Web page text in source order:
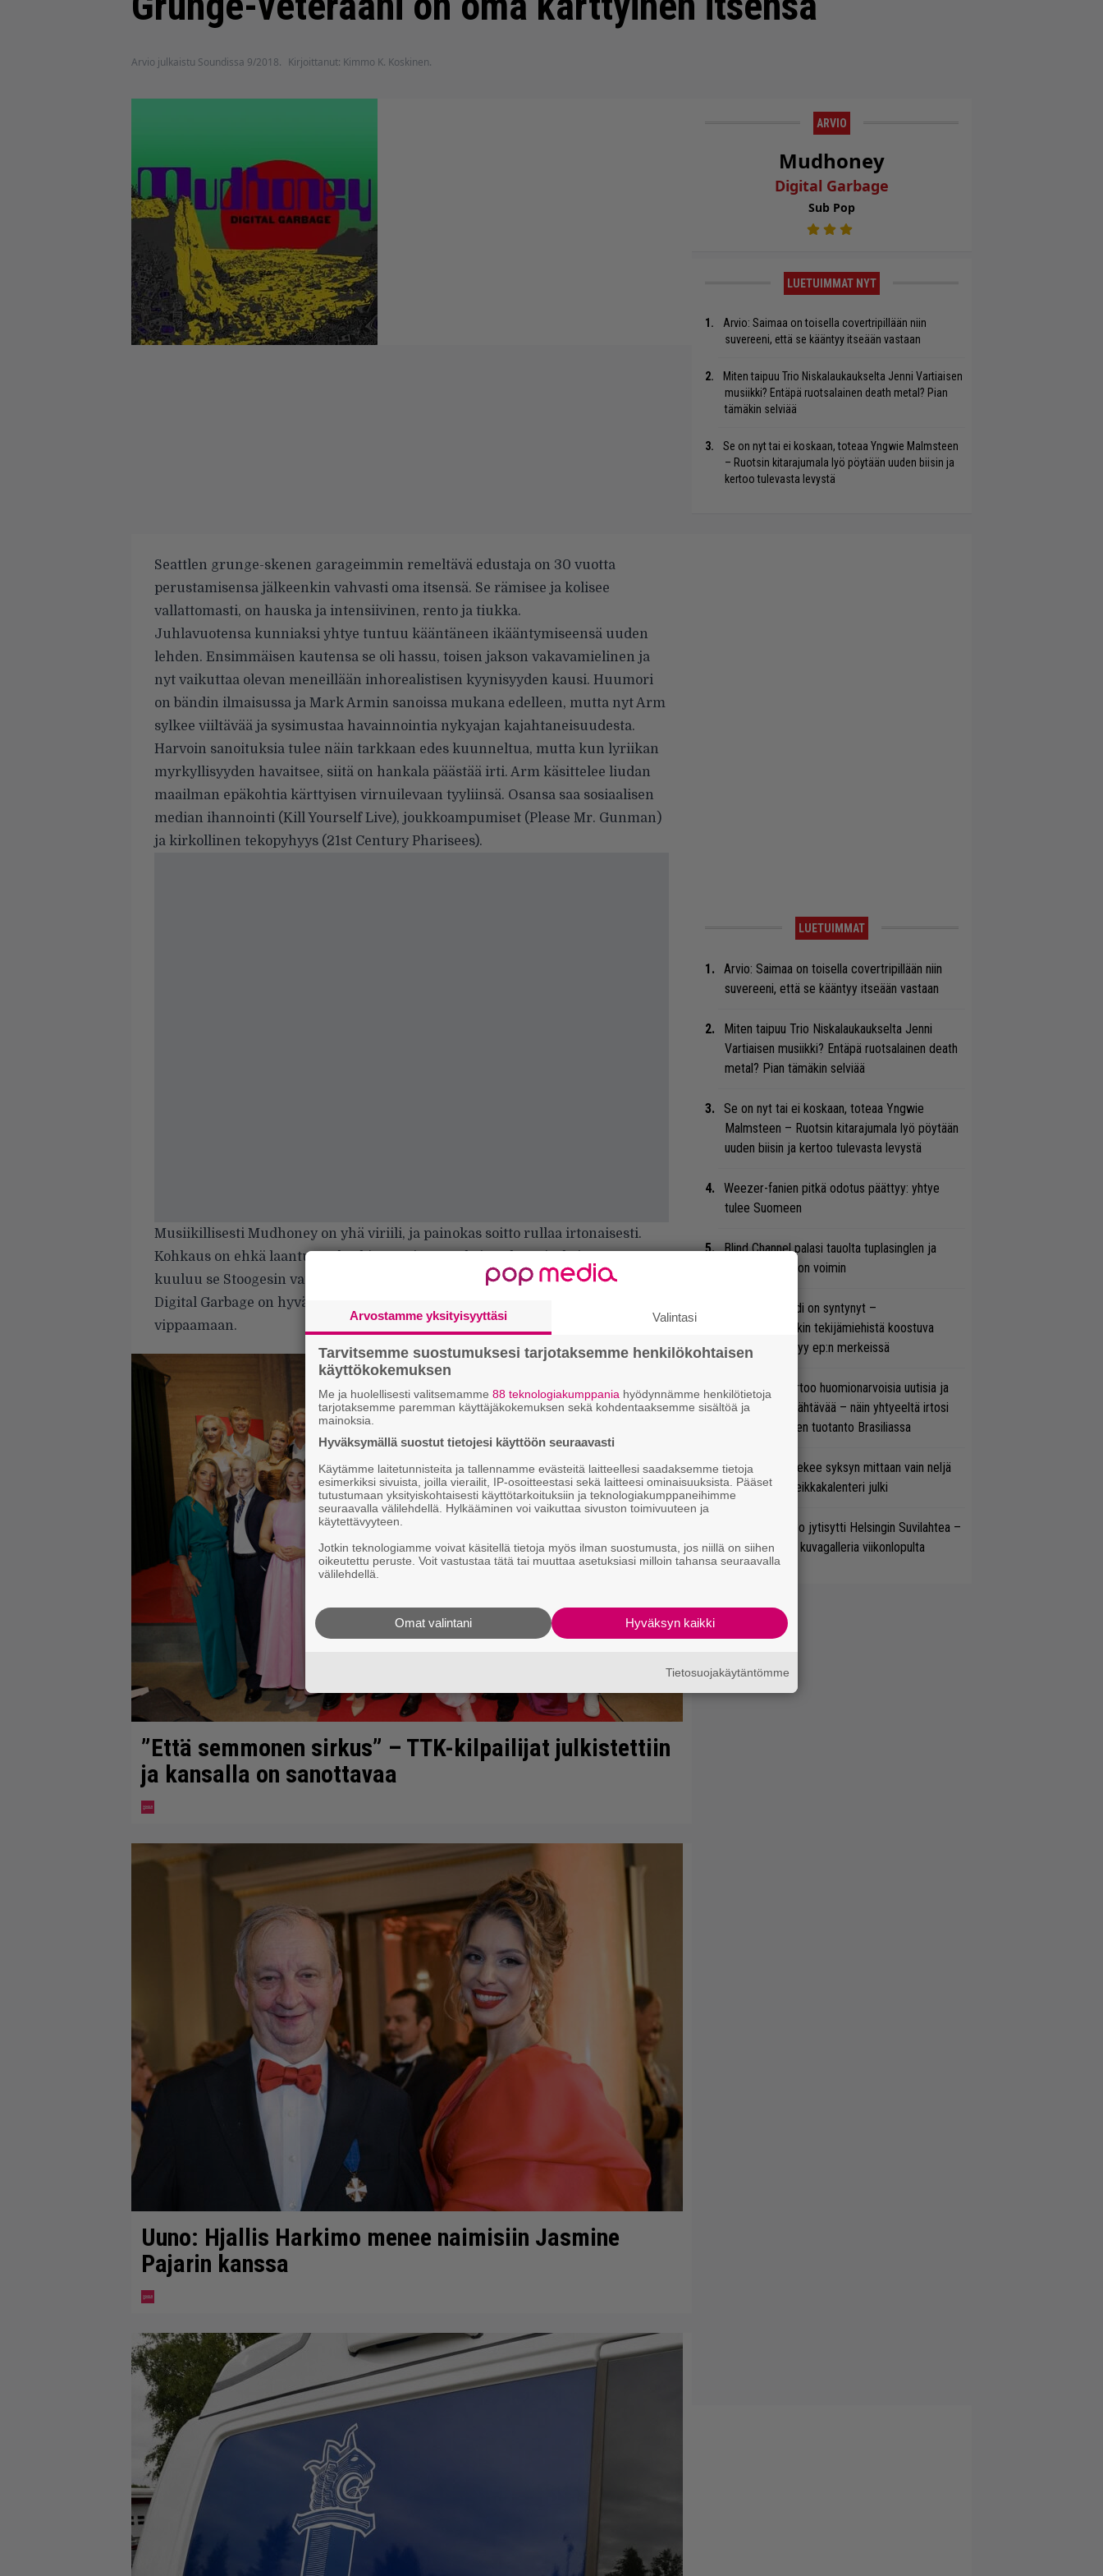
Arvio julkaistu Soundissa 9/2018. Kirjoittanut: Kimmo K. Koskinen.
ARVIO
Mudhoney
Digital Garbage
Sub Pop
LUETUIMMAT NYT
Arvio: Saimaa on toisella covertripillään niin
suvereeni, että se kääntyy itseään vastaan
Miten taipuu Trio Niskalaukaukselta Jenni Vartiaisen
musiikki? Entäpä ruotsalainen death metal? Pian
tämäkin selviää
Se on nyt tai ei koskaan, toteaa Yngwie Malmsteen
– Ruotsin kitarajumala lyö pöytään uuden biisin ja
kertoo tulevasta levystä
Seattlen grunge-skenen garageimmin remeltävä edustaja on 30 vuotta
perustamisensa jälkeenkin vahvasti oma itsensä. Se rämisee ja kolisee
vallattomasti, on hauska ja intensiivinen, rento ja tiukka.
Juhlavuotensa kunniaksi yhtye tuntuu kääntäneen ikääntymiseensä uuden
lehden. Ensimmäisen kautensa se oli hassu, toisen jakson vakavamielinen ja
nyt vaikuttaa olevan meneillään inhorealistisen kyynisyyden kausi. Huumori
on bändin ilmaisussa ja Mark Armin sanoissa mukana edelleen, mutta nyt Arm
sylkee viiltävää ja sysimustaa havainnointia nykyajan kajahtaneisuudesta.
Harvoin sanoituksia tulee näin tarkkaan edes kuunneltua, mutta kun lyriikan
myrkyllisyyden havaitsee, siitä on hankala päästää irti. Arm käsittelee liudan
maailman epäkohtia kärttyisen virnuilevaan tyyliinsä. Osansa saa sosiaalisen
median ihannointi (Kill Yourself Live), joukkoampumiset (Please Mr. Gunman)
ja kirkollinen tekopyhyys (21st Century Pharisees).
Musiikillisesti Mudhoney on yhä viriili, ja painokas soitto rullaa irtonaisesti.
Kohkaus on ehkä laantunut keskitempoisemmaksi reuhtomiseksi, mutta
kuuluu se Stoogesin vaikutus vahvana vähemmässäkin vouhkaamisessa.
Digital Garbage on hyvä levy, joka ajatuttaa, naurattaa ja saa jalankin
vippaamaan.
”Että semmonen sirkus” – TTK-kilpailijat julkistettiin
ja kansalla on sanottavaa
Uuno: Hjallis Harkimo menee naimisiin Jasmine
Pajarin kanssa
LUETUIMMAT
Arvio: Saimaa on toisella covertripillään niin
suvereeni, että se kääntyy itseään vastaan
Miten taipuu Trio Niskalaukaukselta Jenni
Vartiaisen musiikki? Entäpä ruotsalainen death
metal? Pian tämäkin selviää
Se on nyt tai ei koskaan, toteaa Yngwie
Malmsteen – Ruotsin kitarajumala lyö pöytään
uuden biisin ja kertoo tulevasta levystä
Weezer-fanien pitkä odotus päättyy: yhtye
tulee Suomeen
Blind Channel palasi tauolta tuplasinglen ja
näyttävän videon voimin
Uusi superbändi on syntynyt –
Vaihtoehtorockin tekijämiehistä koostuva
ryhmä esittäytyy ep:n merkeissä
Linkin Park kertoo huomionarvoisia uutisia ja
tarjoaa uutta nähtävää – näin yhtyeeltä irtosi
Meteora-aikojen tuotanto Brasiliassa
Jarkko Ahola tekee syksyn mittaan vain neljä
konserttia – keikkakalenteri julki
Jytäkesä Go-Go jytisytti Helsingin Suvilahtea –
Katso hulppea kuvagalleria viikonlopulta
Arvostamme yksityisyyttäsi Valintasi
Tarvitsemme suostumuksesi tarjotaksemme henkilökohtaisen
käyttökokemuksen
Me ja huolellisesti valitsemamme 88 teknologiakumppania hyödynnämme henkilötietoja
tarjotaksemme paremman käyttäjäkokemuksen sekä kohdentaaksemme sisältöä ja
mainoksia.
Hyväksymällä suostut tietojesi käyttöön seuraavasti
Käytämme laitetunnisteita ja tallennamme evästeitä laitteellesi saadaksemme tietoja
esimerkiksi sivuista, joilla vierailit, IP-osoitteestasi sekä laitteesi ominaisuuksista. Pääset
tutustumaan yksityiskohtaisesti käyttötarkoituksiin ja teknologiakumppaneihimme
seuraavalla välilehdellä. Hylkääminen voi vaikuttaa sivuston toimivuuteen ja
käytettävyyteen.
Jotkin teknologiamme voivat käsitellä tietoja myös ilman suostumusta, jos niillä on siihen
oikeutettu peruste. Voit vastustaa tätä tai muuttaa asetuksiasi milloin tahansa seuraavalla
välilehdellä.
Hyväksyn kaikki
Omat valintani
Tietosuojakäytäntömme